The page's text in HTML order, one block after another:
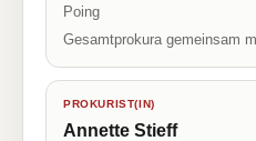
Poing
Gesamtprokura gemeinsam
PROKURIST(IN)
Annette Stieff